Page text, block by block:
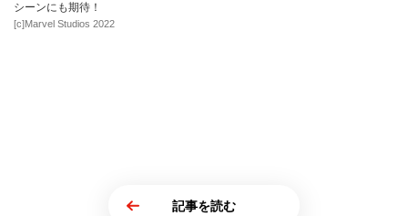
シーンにも期待！
[c]Marvel Studios 2022
記事を読む